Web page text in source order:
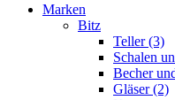
Marken
Bitz
Teller (3)
Schalen
Becher
Gläser (2)